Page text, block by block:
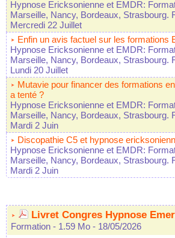
Hypnose Ericksonienne et EMDR:
Marseille, Nancy, Bordeaux, Strasbourg.
Mercredi 22 Juillet
Enfin un avis factuel sur les formations
Hypnose Ericksonienne et EMDR:
Marseille, Nancy, Bordeaux, Strasbourg.
Lundi 20 Juillet
Mutavie pour financer des formations
a tenté ?
Hypnose Ericksonienne et EMDR:
Marseille, Nancy, Bordeaux, Strasbourg.
Mardi 2 Juin
Discopathie C5 et hypnose
Hypnose Ericksonienne et EMDR:
Marseille, Nancy, Bordeaux, Strasbourg.
Mardi 2 Juin
Livret Congres Hypnose
Formation - 1.59 Mo - 18/05/2026